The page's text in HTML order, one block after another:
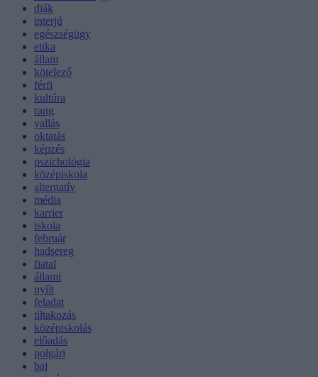
diák
interjú
egészségügy
etika
állam
kötelező
férfi
kultúra
rang
vallás
oktatás
képzés
pszichológia
középiskola
alternatív
média
karrier
iskola
február
hadsereg
fiatal
állami
nyílt
feladat
tiltakozás
középiskolás
előadás
polgári
baj